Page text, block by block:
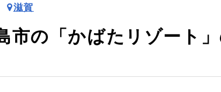
滋賀
市の「かばたリゾート